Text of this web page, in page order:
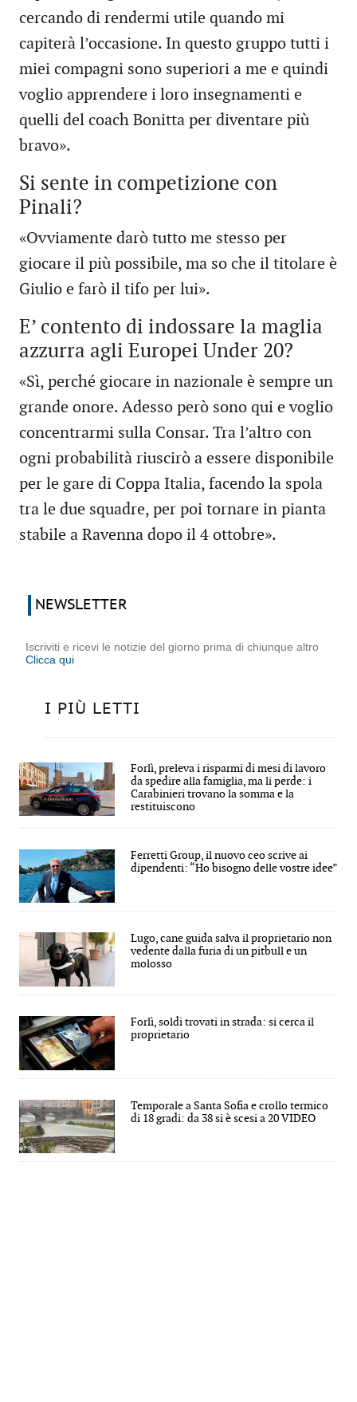
cercando di rendermi utile quando mi
capiterà l’occasione. In questo gruppo tutti i
miei compagni sono superiori a me e quindi
voglio apprendere i loro insegnamenti e
quelli del coach Bonitta per diventare più
bravo».
Si sente in competizione con
Pinali?
«Ovviamente darò tutto me stesso per
giocare il più possibile, ma so che il titolare è
Giulio e farò il tifo per lui».
E’ contento di indossare la maglia
azzurra agli Europei Under 20?
«Sì, perché giocare in nazionale è sempre un
grande onore. Adesso però sono qui e voglio
concentrarmi sulla Consar. Tra l’altro con
ogni probabilità riuscirò a essere disponibile
per le gare di Coppa Italia, facendo la spola
tra le due squadre, per poi tornare in pianta
stabile a Ravenna dopo il 4 ottobre».
NEWSLETTER
Iscriviti e ricevi le notizie del giorno prima di chiunque altro
Clicca qui
I PIÙ LETTI
Forlì, preleva i risparmi di mesi di lavoro
da spedire alla famiglia, ma li perde: i
Carabinieri trovano la somma e la
restituiscono
Ferretti Group, il nuovo ceo scrive ai
dipendenti: “Ho bisogno delle vostre idee”
Lugo, cane guida salva il proprietario non
vedente dalla furia di un pitbull e un
molosso
Forlì, soldi trovati in strada: si cerca il
proprietario
Temporale a Santa Sofia e crollo termico
di 18 gradi: da 38 si è scesi a 20 VIDEO